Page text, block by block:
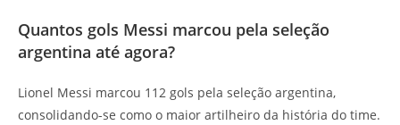
Quantos gols Messi marcou pela seleção
argentina até agora?
Lionel Messi marcou 112 gols pela seleção argentina,
consolidando-se como o maior artilheiro da história do time.